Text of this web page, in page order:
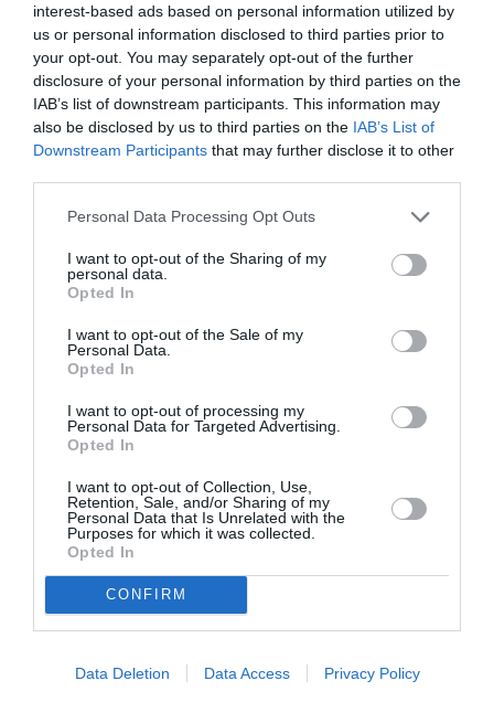
interest-based ads based on personal information utilized by
us or personal information disclosed to third parties prior to
your opt-out. You may separately opt-out of the further
disclosure of your personal information by third parties on the
IAB’s list of downstream participants. This information may
also be disclosed by us to third parties on the IAB’s List of
Downstream Participants that may further disclose it to other
Personal Data Processing Opt Outs
I want to opt-out of the Sharing of my
personal data.
Opted In
I want to opt-out of the Sale of my
Personal Data.
Opted In
I want to opt-out of processing my
Personal Data for Targeted Advertising.
Opted In
I want to opt-out of Collection, Use,
Retention, Sale, and/or Sharing of my
Personal Data that Is Unrelated with the
Purposes for which it was collected.
Opted In
CONFIRM
Data Deletion Data Access Privacy Policy
RÉPONDRE
136 à bord…et 135 survivants
…a commenté :
16 juillet 2024 - 17 h 14
min
La seule victime décédée fut un enfant-ado
fortement handicapé, à qui, lors de l’enregistrement
le personnel avait assigné un siège contre l’allée
aux rangées conformes aux dispositions
réglementaires, mais son père , qui était du vol
assis à ses côtés, a exigé que son fils soit installé
contre un hublot pour qu’il puisse profiter un
d’enregistrement fit signer au père une décharge
de responsabilité, expliquant que les
réglementation. Le père signa.
Malheureusement, handicapé bloqué contre le
hublot, d’accès difficile mais surtout chronophage, il
lui.
Momoderabata
commenté :
h 32 min
puis juste 4ans plus tard Sainte Odile.